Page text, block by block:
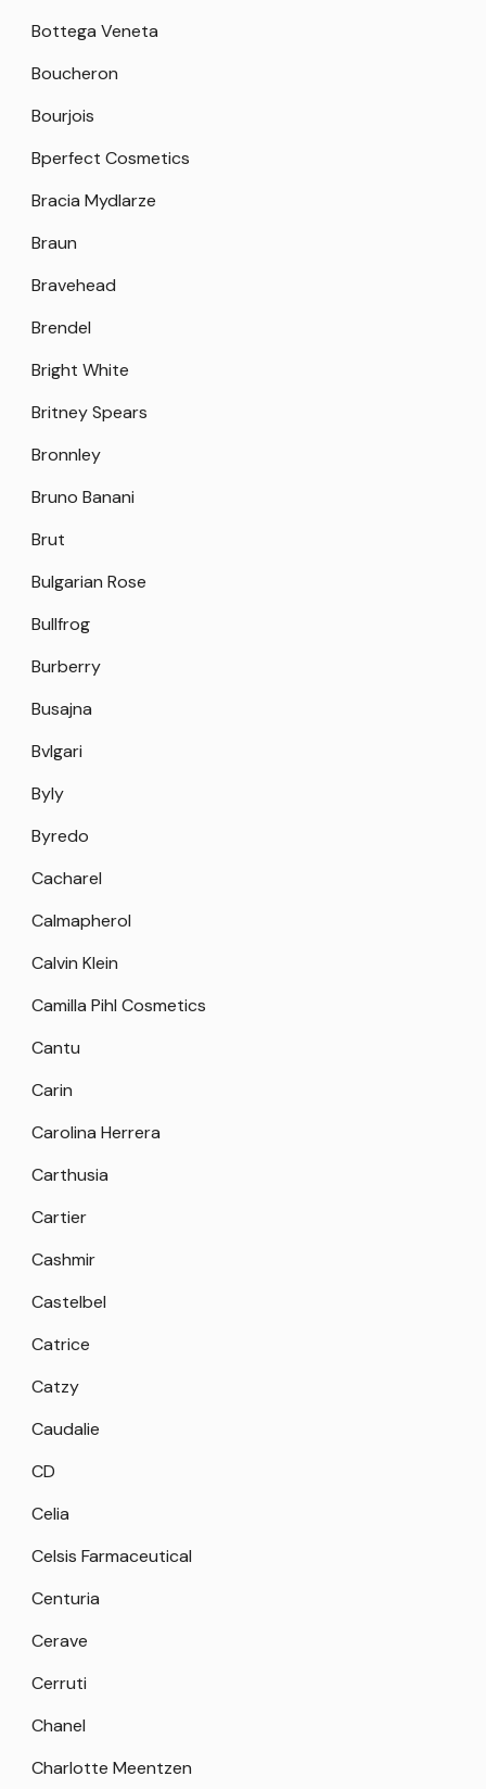
Bottega Veneta
Boucheron
Bourjois
Bperfect Cosmetics
Bracia Mydlarze
Braun
Bravehead
Brendel
Bright White
Britney Spears
Bronnley
Bruno Banani
Brut
Bulgarian Rose
Bullfrog
Burberry
Busajna
Bvlgari
Byly
Byredo
Cacharel
Calmapherol
Calvin Klein
Camilla Pihl Cosmetics
Cantu
Carin
Carolina Herrera
Carthusia
Cartier
Cashmir
Castelbel
Catrice
Catzy
Caudalie
CD
Celia
Celsis Farmaceutical
Centuria
Cerave
Cerruti
Chanel
Charlotte Meentzen